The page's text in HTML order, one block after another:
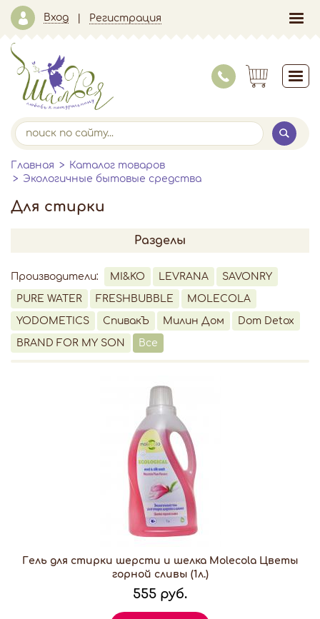
Вход Регистрация
Главная
Каталог товаров
Экологичные бытовые средства
Для стирки
Разделы
Производители: MI&KO LEVRANA SAVONRY
PURE WATER FRESHBUBBLE MOLECOLA
YODOMETICS СпивакЪ Милин Дом Dom Detox
BRAND FOR MY SON Все
Гель для стирки шерсти и шелка Molecola Цветы
горной сливы (1л.)
555 руб.